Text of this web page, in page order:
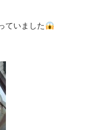
ていました